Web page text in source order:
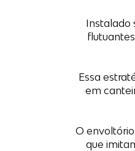
Instalado
Essa
em
O
que